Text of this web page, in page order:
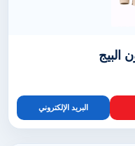
البريد الإلكتروني